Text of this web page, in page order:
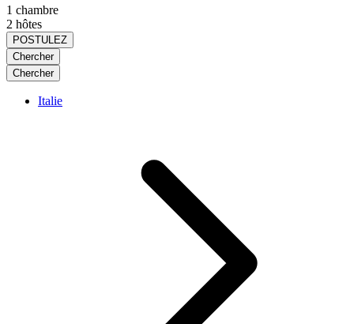
1 chambre
2 hôtes
POSTULEZ
Chercher
Chercher
Italie